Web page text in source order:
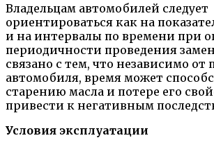
Владельцам автомобилей следует
ориентироваться как на
и на интервалы по времени при
периодичности проведения
связано с тем, что независимо от
автомобиля, время может
старению масла и потере его
привести к негативным
Условия эксплуатации